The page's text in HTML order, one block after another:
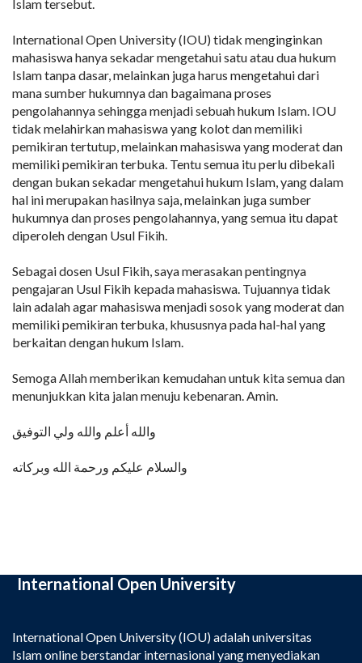
Islam tersebut.
International Open University (IOU) tidak menginginkan
mahasiswa hanya sekadar mengetahui satu atau dua hukum
Islam tanpa dasar, melainkan juga harus mengetahui dari
mana sumber hukumnya dan bagaimana proses
pengolahannya sehingga menjadi sebuah hukum Islam. IOU
tidak melahirkan mahasiswa yang kolot dan memiliki
pemikiran tertutup, melainkan mahasiswa yang moderat dan
memiliki pemikiran terbuka. Tentu semua itu perlu dibekali
dengan bukan sekadar mengetahui hukum Islam, yang dalam
hal ini merupakan hasilnya saja, melainkan juga sumber
hukumnya dan proses pengolahannya, yang semua itu dapat
diperoleh dengan Usul Fikih.
Sebagai dosen Usul Fikih, saya merasakan pentingnya
pengajaran Usul Fikih kepada mahasiswa. Tujuannya tidak
lain adalah agar mahasiswa menjadi sosok yang moderat dan
memiliki pemikiran terbuka, khususnya pada hal-hal yang
berkaitan dengan hukum Islam.
Semoga Allah memberikan kemudahan untuk kita semua dan
menunjukkan kita jalan menuju kebenaran. Amin.
والله أعلم والله ولي التوفيق
والسلام عليكم ورحمة الله وبركاته
International Open University
International Open University (IOU) adalah universitas
Islam online berstandar internasional yang menyediakan